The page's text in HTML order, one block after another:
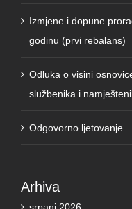
Izmjene i dopune
godinu (prvi rebalans)
Odluka o visini
službenika i
Odgovorno ljetovanje
Arhiva
srpanj 2026